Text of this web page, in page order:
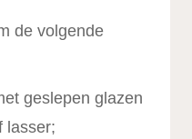
de volgende
geslepen glazen
lasser;